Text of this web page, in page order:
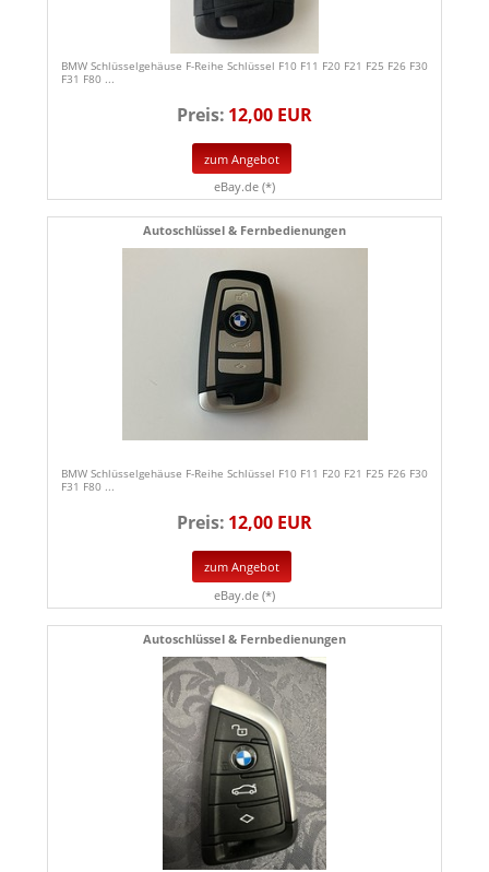
BMW Schlüsselgehäuse F-Reihe Schlüssel F10 F11 F20 F21 F25 F26 F30
F31 F80 ...
Preis: 12,00 EUR
zum Angebot
eBay.de (*)
Autoschlüssel & Fernbedienungen
BMW Schlüsselgehäuse F-Reihe Schlüssel F10 F11 F20 F21 F25 F26 F30
F31 F80 ...
Preis: 12,00 EUR
zum Angebot
eBay.de (*)
Autoschlüssel & Fernbedienungen